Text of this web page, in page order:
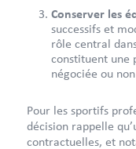
Conserver les
successifs et
rôle central
constituent une
négociée ou
Pour les sportifs
décision rappelle
contractuelles, et